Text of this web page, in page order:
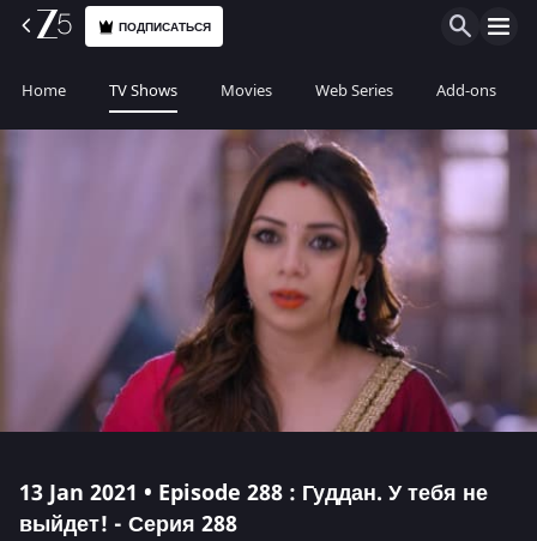
ПОДПИСАТЬСЯ
Home TV Shows Movies Web Series Add-ons
13 Jan 2021 • Episode 288 : Гуддан. У тебя не
выйдет! - Серия 288